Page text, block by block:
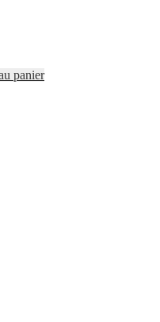
panier